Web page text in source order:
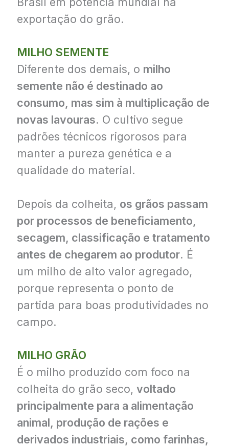
exportação do grão.
MILHO SEMENTE
Diferente dos demais, o milho
semente não é destinado ao
consumo, mas sim à multiplicação de
novas lavouras. O cultivo segue
padrões técnicos rigorosos para
manter a pureza genética e a
qualidade do material.
Depois da colheita, os grãos passam
por processos de beneficiamento,
secagem, classificação e tratamento
antes de chegarem ao produtor. É
um milho de alto valor agregado,
porque representa o ponto de
partida para boas produtividades no
campo.
MILHO GRÃO
É o milho produzido com foco na
colheita do grão seco,voltado
principalmente para a alimentação
animal, produção de rações e
derivados industriais, como farinhas,